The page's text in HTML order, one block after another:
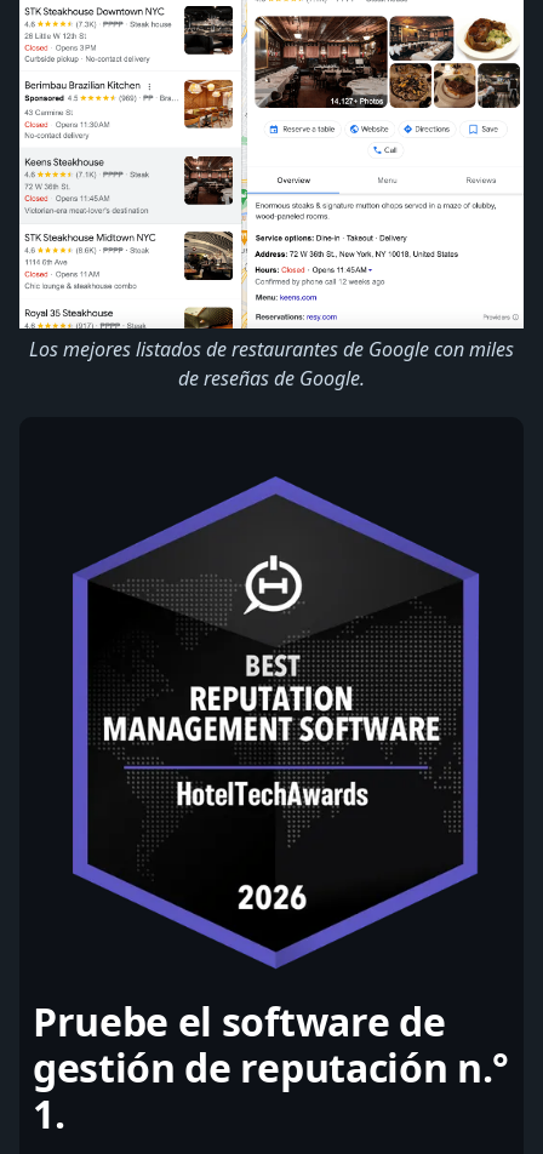
Los mejores listados de restaurantes de Google con miles
de reseñas de Google.
Pruebe el software de
gestión de reputación n.°
1.